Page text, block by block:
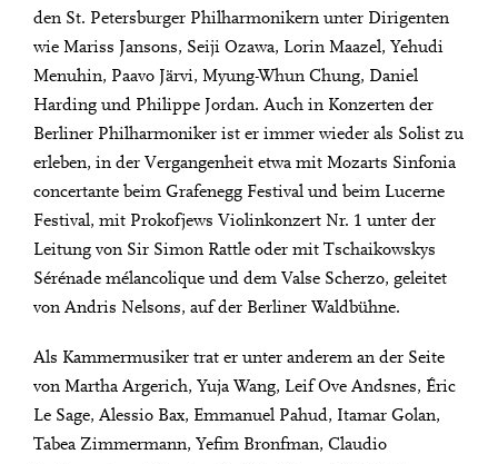
den St. Petersburger Philharmonikern unter Dirigenten
wie Mariss Jansons, Seiji Ozawa, Lorin Maazel, Yehudi
Menuhin, Paavo Järvi, Myung-Whun Chung, Daniel
Harding und Philippe Jordan. Auch in Konzerten der
Berliner Philharmoniker ist er immer wieder als Solist zu
erleben, in der Vergangenheit etwa mit Mozarts Sinfonia
concertante beim Grafenegg Festival und beim Lucerne
Festival, mit Prokofjews Violinkonzert Nr. 1 unter der
Leitung von Sir Simon Rattle oder mit Tschaikowskys
Sérénade mélancolique und dem Valse Scherzo, geleitet
von Andris Nelsons, auf der Berliner Waldbühne.
Als Kammermusiker trat er unter anderem an der Seite
von Martha Argerich, Yuja Wang, Leif Ove Andsnes, Éric
Le Sage, Alessio Bax, Emmanuel Pahud, Itamar Golan,
Tabea Zimmermann, Yefim Bronfman, Claudio